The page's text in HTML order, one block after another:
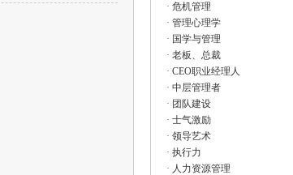
· 危机管理
· 管理心理学
· 国学与管理
· 老板、总裁
· CEO职业经理人
· 中层管理者
· 团队建设
· 士气激励
· 领导艺术
· 执行力
· 人力资源管理